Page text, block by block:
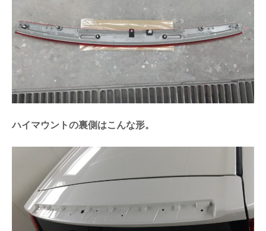
ハイマウントの裏側はこんな形。